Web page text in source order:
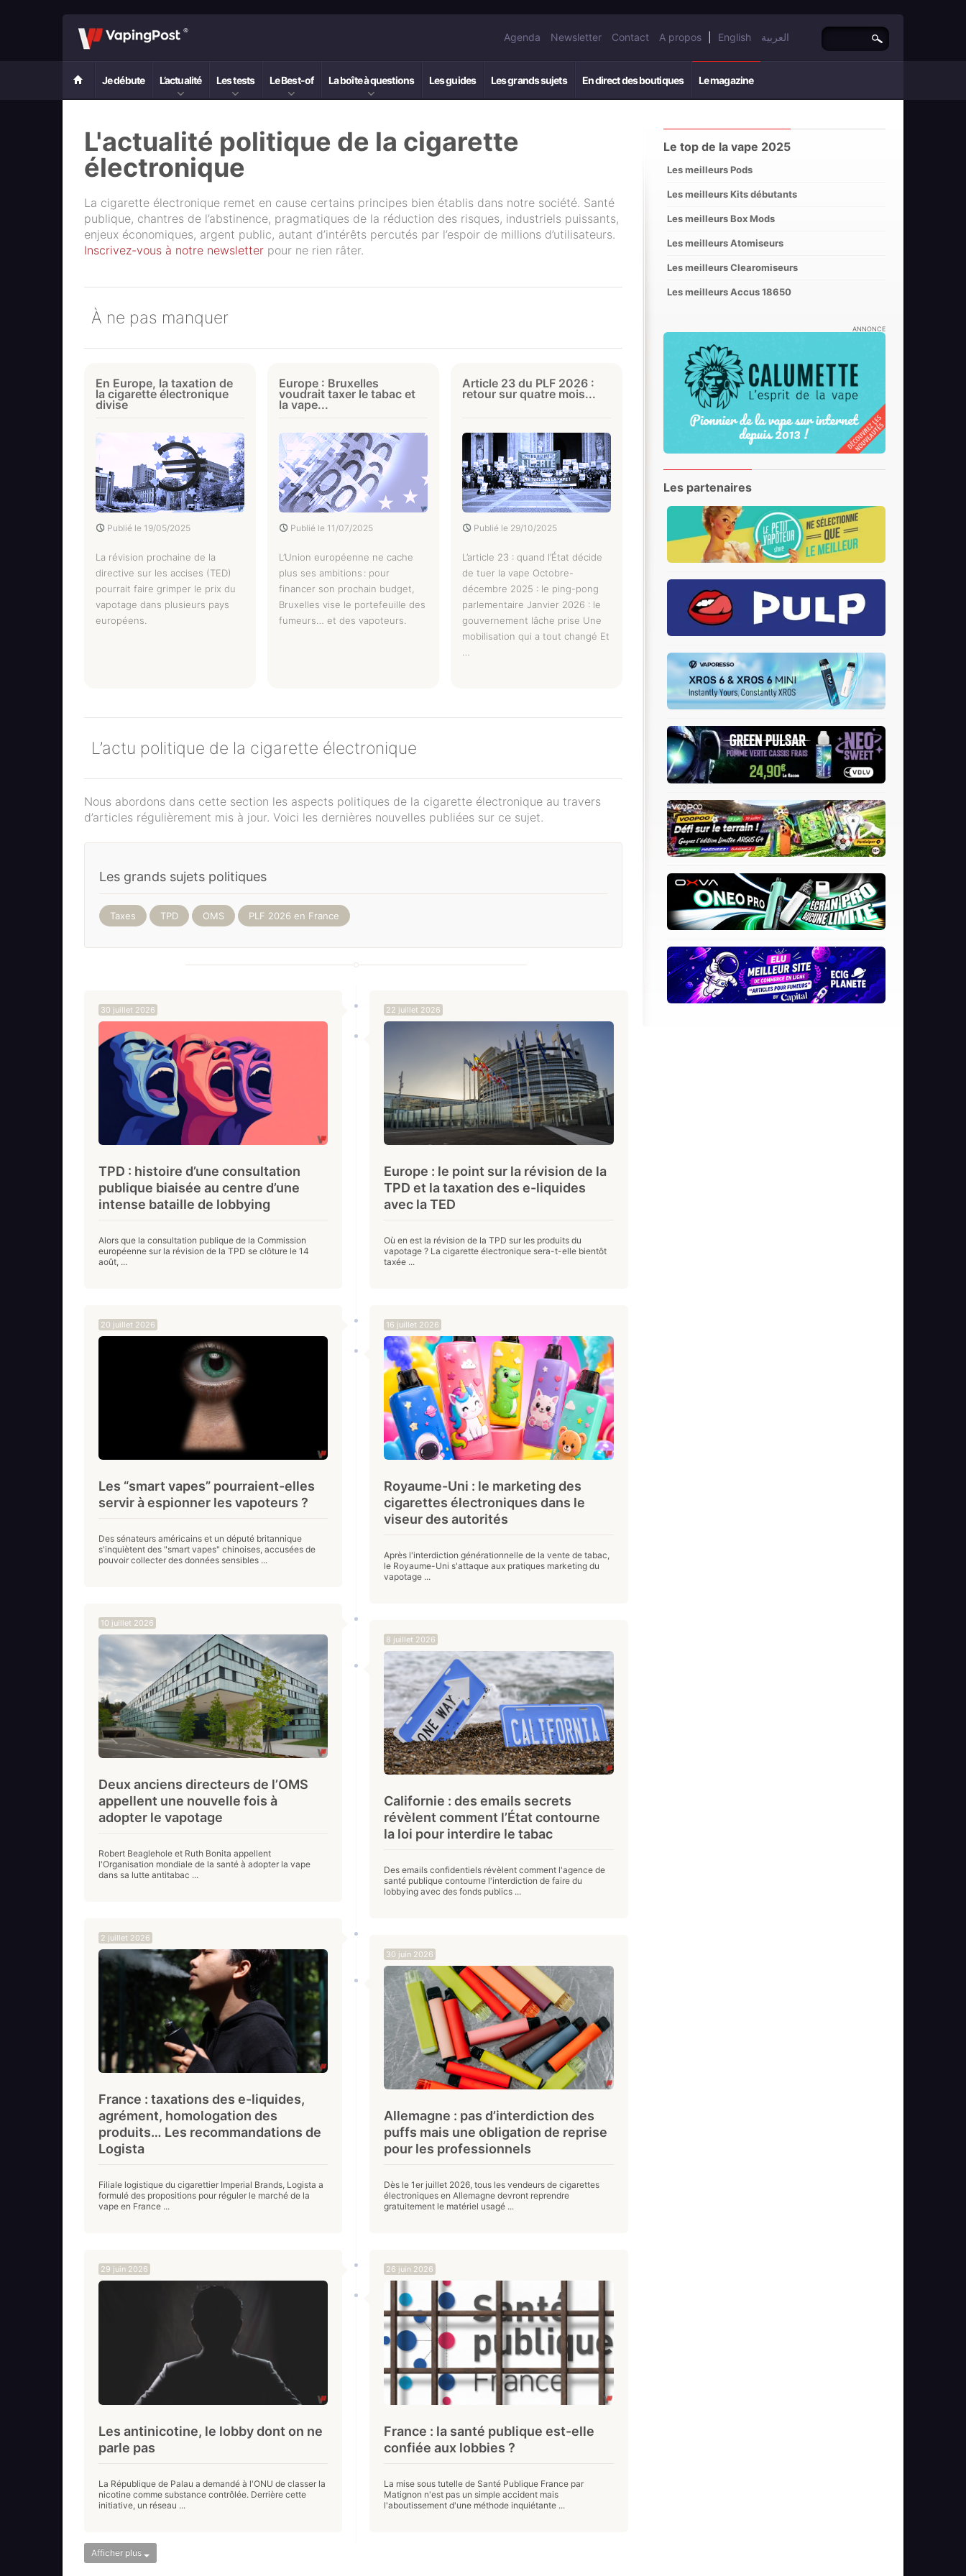
Agenda Newsletter Contact A propos English العربية
Je débute L’actualité Les tests Le Best-of La boîte à questions Les guides Les grands sujets En direct des boutiques Le magazine
L'actualité politique de la cigarette
électronique
La cigarette électronique remet en cause certains principes bien établis dans notre société. Santé
publique, chantres de l’abstinence, pragmatiques de la réduction des risques, industriels puissants,
enjeux économiques, argent public, autant d’intérêts percutés par l’espoir de millions d’utilisateurs.
Inscrivez-vous à notre newsletter pour ne rien râter.
À ne pas manquer
En Europe, la taxation de
la cigarette électronique
divise
Publié le 19/05/2025
La révision prochaine de la
directive sur les accises (TED)
pourrait faire grimper le prix du
vapotage dans plusieurs pays
européens.
Europe : Bruxelles
voudrait taxer le tabac et
la vape...
Publié le 11/07/2025
L’Union européenne ne cache
plus ses ambitions : pour
financer son prochain budget,
Bruxelles vise le portefeuille des
fumeurs… et des vapoteurs.
Article 23 du PLF 2026 :
retour sur quatre mois...
Publié le 29/10/2025
L’article 23 : quand l’État décide
de tuer la vape Octobre-
décembre 2025 : le ping-pong
parlementaire Janvier 2026 : le
gouvernement lâche prise Une
mobilisation qui a tout changé Et
…
L’actu politique de la cigarette électronique
Nous abordons dans cette section les aspects politiques de la cigarette électronique au travers
d’articles régulièrement mis à jour. Voici les dernières nouvelles publiées sur ce sujet.
Les grands sujets politiques
Taxes TPD OMS PLF 2026 en France
30 juillet 2026
TPD : histoire d’une consultation
publique biaisée au centre d’une
intense bataille de lobbying
Alors que la consultation publique de la Commission
européenne sur la révision de la TPD se clôture le 14
août, ...
22 juillet 2026
Europe : le point sur la révision de la
TPD et la taxation des e-liquides
avec la TED
Où en est la révision de la TPD sur les produits du
vapotage ? La cigarette électronique sera-t-elle bientôt
taxée ...
20 juillet 2026
Les “smart vapes” pourraient-elles
servir à espionner les vapoteurs ?
Des sénateurs américains et un député britannique
s'inquiètent des "smart vapes" chinoises, accusées de
pouvoir collecter des données sensibles ...
16 juillet 2026
Royaume-Uni : le marketing des
cigarettes électroniques dans le
viseur des autorités
Après l'interdiction générationnelle de la vente de tabac,
le Royaume-Uni s'attaque aux pratiques marketing du
vapotage ...
10 juillet 2026
Deux anciens directeurs de l’OMS
appellent une nouvelle fois à
adopter le vapotage
Robert Beaglehole et Ruth Bonita appellent
l'Organisation mondiale de la santé à adopter la vape
dans sa lutte antitabac ...
8 juillet 2026
Californie : des emails secrets
révèlent comment l’État contourne
la loi pour interdire le tabac
Des emails confidentiels révèlent comment l'agence de
santé publique contourne l'interdiction de faire du
lobbying avec des fonds publics ...
2 juillet 2026
France : taxations des e-liquides,
agrément, homologation des
produits… Les recommandations de
Logista
Filiale logistique du cigarettier Imperial Brands, Logista a
formulé des propositions pour réguler le marché de la
vape en France ...
30 juin 2026
Allemagne : pas d’interdiction des
puffs mais une obligation de reprise
pour les professionnels
Dès le 1er juillet 2026, tous les vendeurs de cigarettes
électroniques en Allemagne devront reprendre
gratuitement le matériel usagé ...
29 juin 2026
Les antinicotine, le lobby dont on ne
parle pas
La République de Palau a demandé à l'ONU de classer la
nicotine comme substance contrôlée. Derrière cette
initiative, un réseau ...
26 juin 2026
France : la santé publique est-elle
confiée aux lobbies ?
La mise sous tutelle de Santé Publique France par
Matignon n'est pas un simple accident mais
l'aboutissement d'une méthode inquiétante ...
Afficher plus
Le top de la vape 2025
Les meilleurs Pods
Les meilleurs Kits débutants
Les meilleurs Box Mods
Les meilleurs Atomiseurs
Les meilleurs Clearomiseurs
Les meilleurs Accus 18650
ANNONCE
Les partenaires